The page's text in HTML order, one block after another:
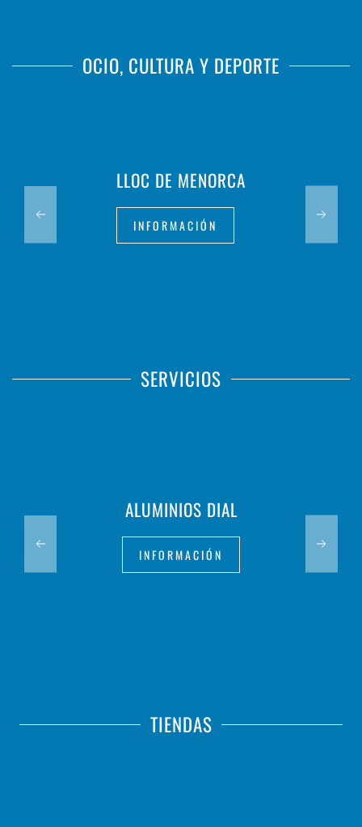
OCIO, CULTURA Y DEPORTE
LLOC DE MENORCA
INFORMACIÓN
SERVICIOS
ALUMINIOS DIAL
INFORMACIÓN
TIENDAS